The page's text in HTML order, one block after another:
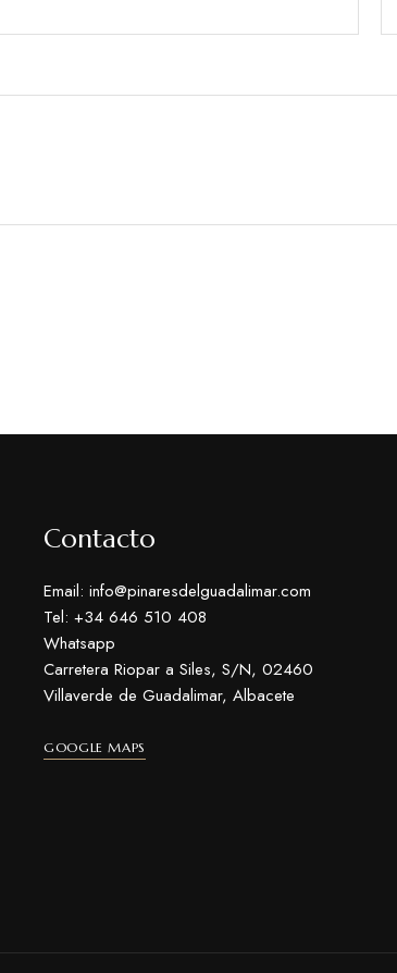
Contacto
Email: info@pinaresdelguadalimar.com
Tel: +34 646 510 408
Whatsapp
Carretera Riopar a Siles, S/N, 02460
Villaverde de Guadalimar, Albacete
GOOGLE MAPS